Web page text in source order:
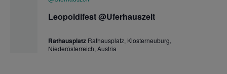
Leopoldifest @Uferhauszelt
Rathausplatz Rathausplatz, Klosterneuburg,
Niederösterreich, Austria